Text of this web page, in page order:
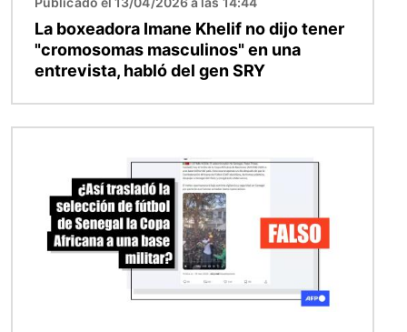
La boxeadora Imane Khelif no dijo tener
"cromosomas masculinos" en una
entrevista, habló del gen SRY